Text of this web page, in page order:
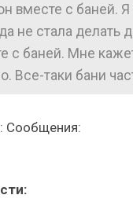
вместе с баней.
не стала делать
с баней. Мне
Все-таки бани
Сообщения: